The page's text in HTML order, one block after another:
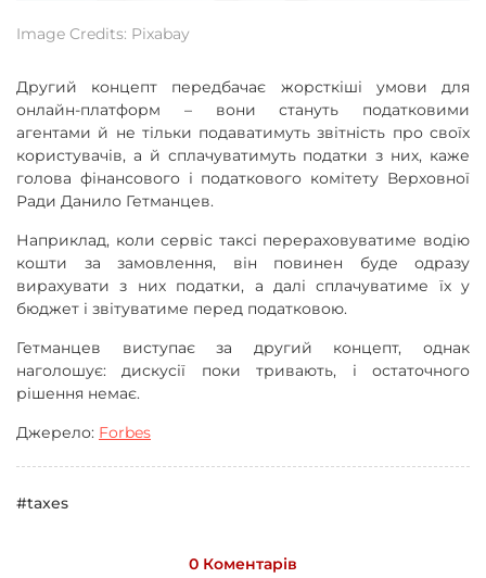
Image Credits: Pixabay
Другий концепт передбачає жорсткіші умови для
онлайн-платформ – вони стануть податковими
агентами й не тільки подаватимуть звітність про своїх
користувачів, а й сплачуватимуть податки з них, каже
голова фінансового і податкового комітету Верховної
Ради Данило Гетманцев.
Наприклад, коли сервіс таксі перераховуватиме водію
кошти за замовлення, він повинен буде одразу
вирахувати з них податки, а далі сплачуватиме їх у
бюджет і звітуватиме перед податковою.
Гетманцев виступає за другий концепт, однак
наголошує: дискусії поки тривають, і остаточного
рішення немає.
Джерело: Forbes
#taxes
0 Коментарів